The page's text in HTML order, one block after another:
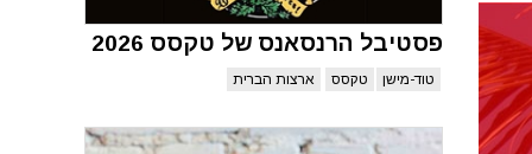
פסטיבל הרנסאנס של טקסס 2026
טוד-מישן טקסס ארצות הברית